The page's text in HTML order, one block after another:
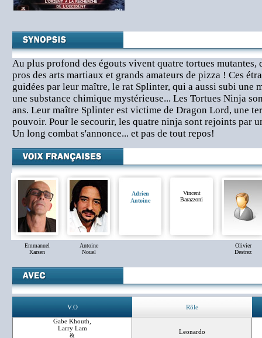
Au plus profond des égouts vivent quatre tortues mutantes,
pros des arts martiaux et grands amateurs de pizza ! Ces
guidées par leur maître, le rat Splinter, qui a aussi subi une
une substance chimique mystérieuse... Les Tortues Ninja
ans. Leur maître Splinter est victime de Dragon Lord, une
pouvoir. Pour le secourir, les quatre ninja sont rejoints par
Un long combat s'annonce... et pas de tout repos!
Emmanuel
Karsen
Antoine
Nouel
Adrien
Antoine
Vincent
Barazzoni
Olivier
Destrez
V.O
Rôle
Gabe Khouth,
Larry Lam
&
Leonardo